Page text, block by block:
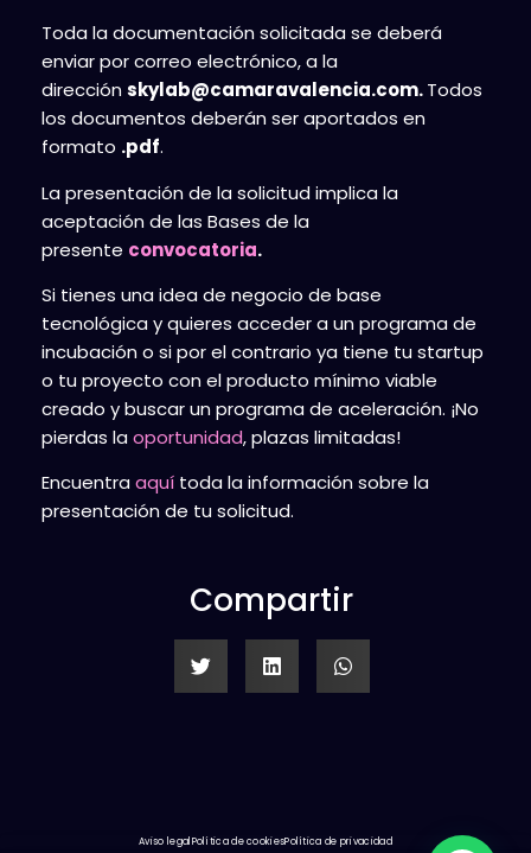
Toda la documentación solicitada se deberá
enviar por correo electrónico, a la
dirección skylab@camaravalencia.com.Todos
los documentos deberán ser aportados en
formato .pdf.
La presentación de la solicitud implica la
aceptación de las Bases de la
presente convocatoria.
Si tienes una idea de negocio de base
tecnológica y quieres acceder a un programa de
incubación o si por el contrario ya tiene tu startup
o tu proyecto con el producto mínimo viable
creado y buscar un programa de aceleración. ¡No
pierdas la oportunidad, plazas limitadas!
Encuentra aquí toda la información sobre la
presentación de tu solicitud.
Compartir
Aviso legal Política de cookiesPolítica de privacidad